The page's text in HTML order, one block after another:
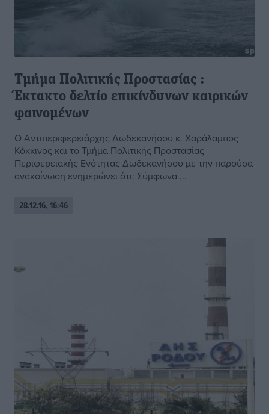
Τμήμα Πολιτικής Προστασίας :
Έκτακτο δελτίο επικίνδυνων καιρικών
φαινομένων
Ο Αντιπεριφερειάρχης Δωδεκανήσου κ. Χαράλαμπος
Κόκκινος και το Τμήμα Πολιτικής Προστασίας
Περιφερειακής Ενότητας Δωδεκανήσου με την παρούσα
ανακοίνωση ενημερώνει ότι: Σύμφωνα ...
28.12.16, 16:46